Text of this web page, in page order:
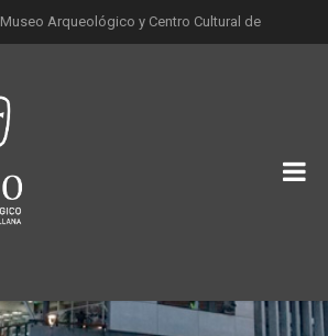
Museo Arqueológico y Centro Cultural de